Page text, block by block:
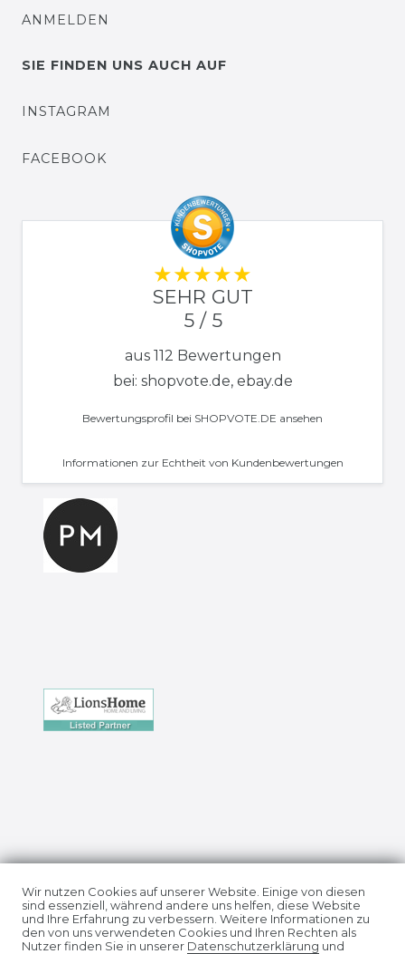
ANMELDEN
SIE FINDEN UNS AUCH AUF
INSTAGRAM
FACEBOOK
SEHR GUT
5 / 5
aus 112 Bewertungen
bei: shopvote.de, ebay.de
Bewertungsprofil bei SHOPVOTE.DE ansehen
Informationen zur Echtheit von Kundenbewertungen
Impressum Daten­schutz­erklärung
Wir nutzen Cookies auf unserer Website. Einige von diesen
sind essenziell, während andere uns helfen, diese Website
und Ihre Erfahrung zu verbessern. Weitere Informationen zu
den von uns verwendeten Cookies und Ihren Rechten als
Nutzer finden Sie in unserer Daten­schutz­erklärung und